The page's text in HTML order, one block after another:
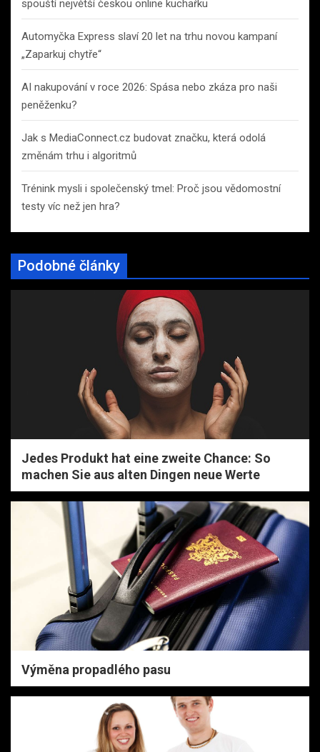
spouští největší českou online kuchařku
Automyčka Express slaví 20 let na trhu novou kampaní
„Zaparkuj chytře“
AI nakupování v roce 2026: Spása nebo zkáza pro naši
peněženku?
Jak s MediaConnect.cz budovat značku, která odolá
změnám trhu i algoritmů
Trénink mysli i společenský tmel: Proč jsou vědomostní
testy víc než jen hra?
Podobné články
Jedes Produkt hat eine zweite Chance: So
machen Sie aus alten Dingen neue Werte
Výměna propadlého pasu